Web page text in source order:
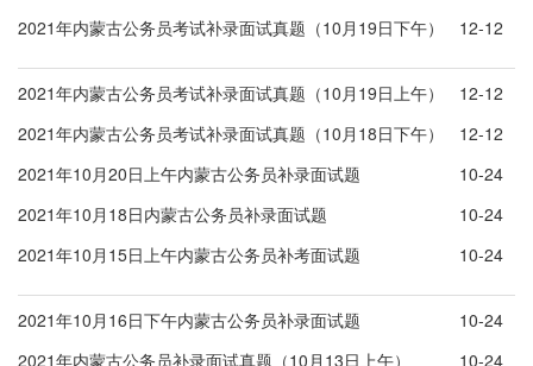
2021年内蒙古公务员考试补录面试真题（10月19日下午）
12-12
2021年内蒙古公务员考试补录面试真题（10月19日上午）
12-12
2021年内蒙古公务员考试补录面试真题（10月18日下午）
12-12
2021年10月20日上午内蒙古公务员补录面试题
10-24
2021年10月18日内蒙古公务员补录面试题
10-24
2021年10月15日上午内蒙古公务员补考面试题
10-24
2021年10月16日下午内蒙古公务员补录面试题
10-24
2021年内蒙古公务员补录面试真题（10月13日上午）
10-24